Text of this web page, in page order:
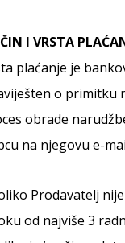
I VRSTA
plaćanje je
o primitku
obrade
na njegovu e-
Prodavatelj
od najviše 3